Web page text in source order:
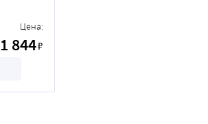
Цена:
1 844₽